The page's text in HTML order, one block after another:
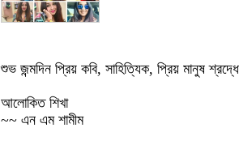
শুভ জন্মদিন প্রিয় কবি, সাহিত্যিক, প্রিয় মানুষ
আলোকিত শিখা
~~ এন এম শামীম